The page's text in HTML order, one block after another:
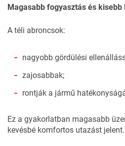
Magasabb fogyasztás és
A téli abroncsok:
nagyobb gördülési
zajosabbak;
rontják a jármű
Ez a gyakorlatban magasabb
kevésbé komfortos utazást jelent.